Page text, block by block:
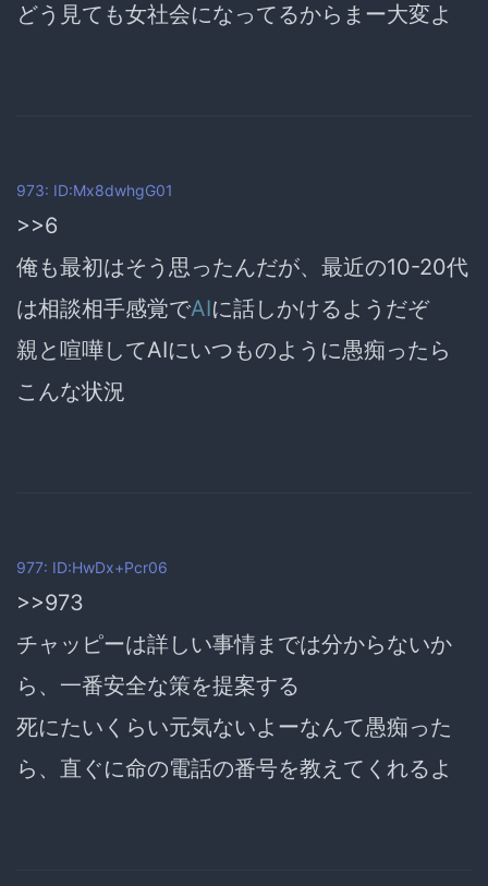
どう見ても女社会になってるからまー大変よ
973: ID:Mx8dwhgG01
>>6
俺も最初はそう思ったんだが、最近の10-20代
は相談相手感覚でAIに話しかけるようだぞ
親と喧嘩してAIにいつものように愚痴ったら
こんな状況
977: ID:HwDx+Pcr06
>>973
チャッピーは詳しい事情までは分からないか
ら、一番安全な策を提案する
死にたいくらい元気ないよーなんて愚痴った
ら、直ぐに命の電話の番号を教えてくれるよ